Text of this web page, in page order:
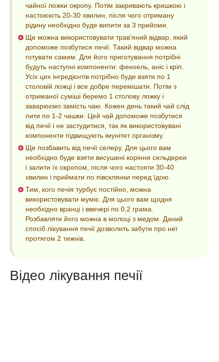
чайної ложки окропу. Потім закривають кришкою і
настоюють 20-30 хвилин, після чого отриману
рідину необхідно буде випити за 3 прийоми.
Ще можна використовувати трав'яний відвар, який
допоможе позбутися печії. Такий відвар можна
готувати самим. Для його приготування потрібні
будуть наступні компоненти: фенхель, аніс і кріп.
Усіх цих інгредієнтів потрібно буде взяти по 1
столовій ложці і все добре перемішати. Потім з
отриманої суміші беремо 1 столову ложку і
заварюємо замість чаю. Кожен день такий чай слід
пити по 1-2 чашки. Цей чай допоможе позбутися
від печії і не застудитися, так як використовувані
компоненти підвищують імунітет організму.
Ще позбавить від печії селеру. Для цього вам
необхідно буде взяти висушені коріння сельдереи
і залити їх окропом, після чого настояти 30-40
хвилин і приймати по півсклянки перед їдою.
Тим, кого печія турбує постійно, можна
використовувати муміє. Для цього вам щодня
необхідно вранці і ввечері по 0,2 грама.
Розбавляти його можна в молоці з медом. Даний
спосіб лікування печії дозволить забути про неї
протягом 2 тижнів.
Відео лікування печії